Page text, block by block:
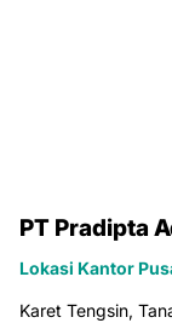
PT Pradipta
Lokasi Kantor
Karet Tengsin,